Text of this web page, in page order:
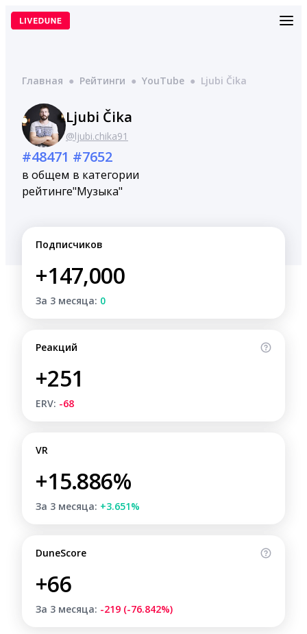
Перейти
Главная ● Рейтинги ● YouTube ● Ljubi Čika
Ljubi Čika
@ljubi.chika91
#48471
в общем
рейтинге
#7652
в категории
"Музыка"
Подписчиков
+147,000
За 3 месяца: 0
Реакций
+251
ERV: -68
VR
+15.886%
За 3 месяца: +3.651%
DuneScore
+66
За 3 месяца: -219 (-76.842%)